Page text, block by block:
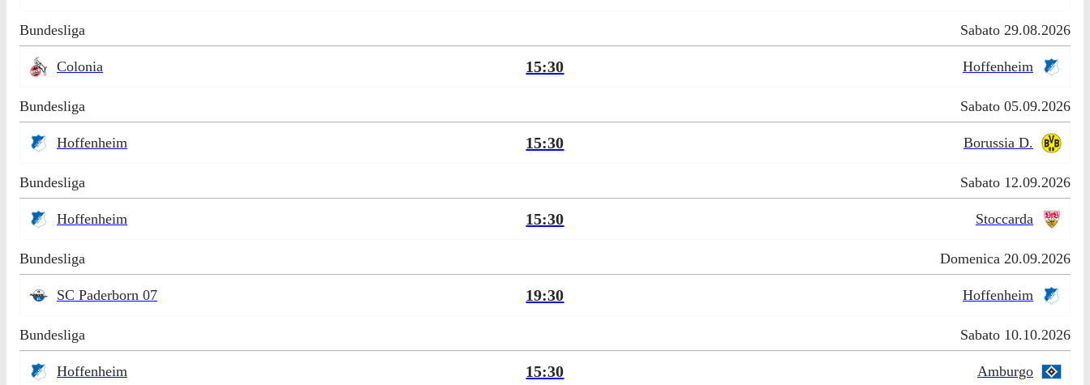
Bundesliga Sabato 29.08.2026
Colonia 15:30 Hoffenheim
Bundesliga Sabato 05.09.2026
Hoffenheim 15:30 Borussia D.
Bundesliga Sabato 12.09.2026
Hoffenheim 15:30 Stoccarda
Bundesliga Domenica 20.09.2026
SC Paderborn 07 19:30 Hoffenheim
Bundesliga Sabato 10.10.2026
Hoffenheim 15:30 Amburgo